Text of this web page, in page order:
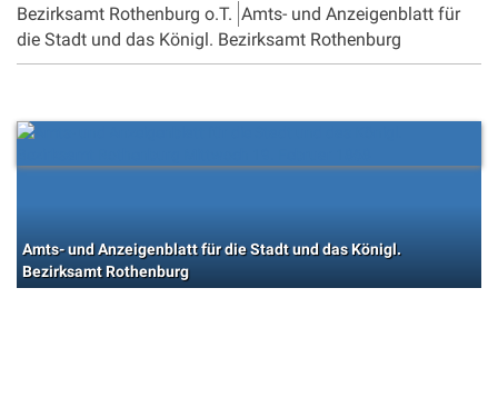
Bezirksamt Rothenburg o.T. Amts- und Anzeigenblatt für
die Stadt und das Königl. Bezirksamt Rothenburg
Amts- und Anzeigenblatt für die Stadt und das Königl.
Bezirksamt Rothenburg